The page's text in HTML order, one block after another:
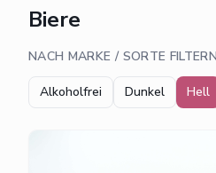
Biere
NACH MARKE / SORTE
Alkoholfrei Dunkel Hell